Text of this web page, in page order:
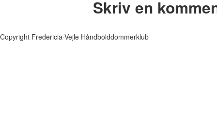
Skriv en
Copyright Fredericia-Vejle Håndbolddommerklub